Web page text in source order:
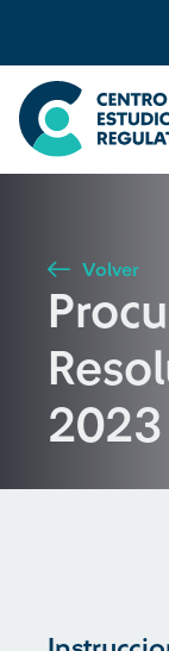
Seleccione país
Buscar
Volver
2023